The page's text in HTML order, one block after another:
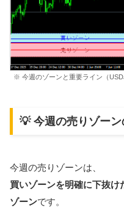
※ 今週のゾーンと重要ライン（
💡 今週の売りゾーン
今週の売りゾーンは、
買いゾーンを明確に下抜け
ゾーンです。